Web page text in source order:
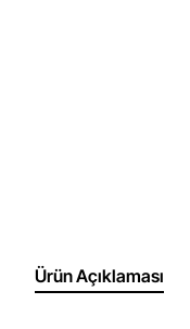
Ürün Açıklaması